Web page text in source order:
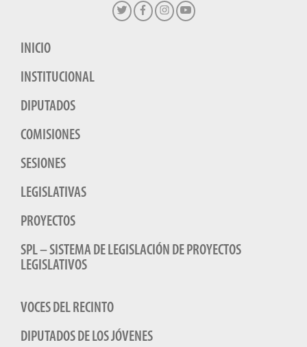
INICIO
INSTITUCIONAL
DIPUTADOS
COMISIONES
SESIONES
LEGISLATIVAS
PROYECTOS
SPL – SISTEMA DE LEGISLACIÓN DE PROYECTOS
LEGISLATIVOS
VOCES DEL RECINTO
DIPUTADOS DE LOS JÓVENES